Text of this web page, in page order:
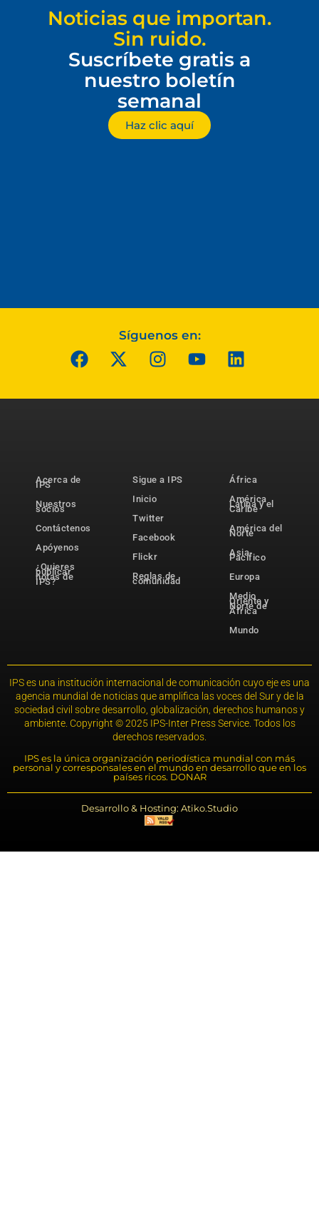
Noticias que importan.
Sin ruido.
Suscríbete gratis a
nuestro boletín
semanal
Haz clic aquí
Síguenos en:
Acerca de
IPS
Nuestros
socios
Contáctenos
Apóyenos
¿Quieres
publicar
notas de
IPS?
Sigue a IPS
Inicio
Twitter
Facebook
Flickr
Reglas de
comunidad
África
América
Latina y el
Caribe
América del
Norte
Asia-
Pacífico
Europa
Medio
Oriente y
Norte de
África
Mundo
IPS es una institución internacional de comunicación cuyo eje es una
agencia mundial de noticias que amplifica las voces del Sur y de la
sociedad civil sobre desarrollo, globalización, derechos humanos y
ambiente. Copyright © 2025 IPS-Inter Press Service. Todos los
derechos reservados.
IPS es la única organización periodística mundial con más
personal y corresponsales en el mundo en desarrollo que en los
países ricos. DONAR
Desarrollo & Hosting: Atiko.Studio